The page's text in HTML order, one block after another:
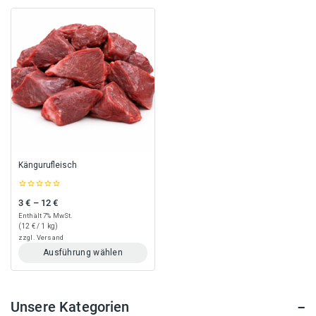
Kängurufleisch
out
of
5
3€ – 12€Preisspanne: 3 € bis 12 €
Enthält 7% MwSt.
(12 €/ 1 kg)
zzgl. Versand
Ausführung wählen
Dieses
mehrere
Unsere Kategorien